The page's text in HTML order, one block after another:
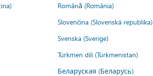
Română (România)
Slovenčina (Slovenská republika)
Svenska (Sverige)
Türkmen dili (Türkmenistan)
Беларуская (Беларусь)